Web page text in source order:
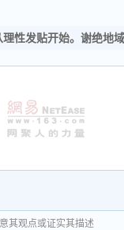
性发贴开始。谢绝地
其观点或证实其描述